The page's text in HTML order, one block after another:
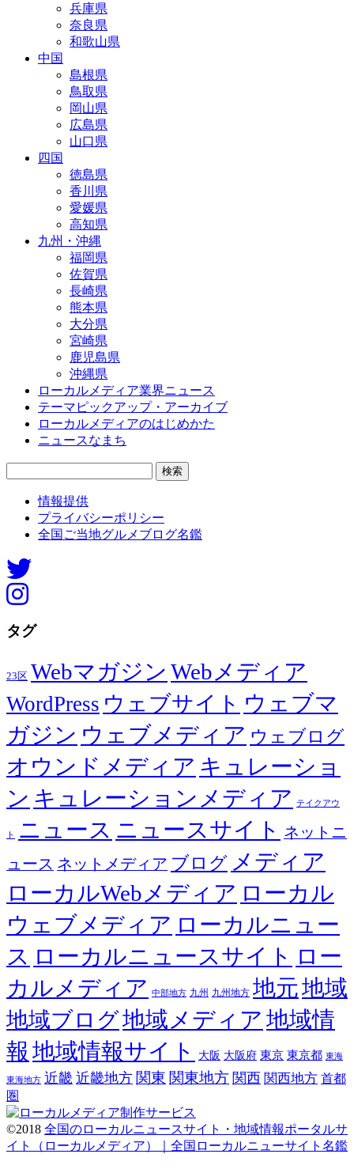
兵庫県
奈良県
和歌山県
中国
島根県
鳥取県
岡山県
広島県
山口県
四国
徳島県
香川県
愛媛県
高知県
九州・沖縄
福岡県
佐賀県
長崎県
熊本県
大分県
宮崎県
鹿児島県
沖縄県
ローカルメディア業界ニュース
テーマピックアップ・アーカイブ
ローカルメディアのはじめかた
ニュースなまち
情報提供
プライバシーポリシー
全国ご当地グルメブログ名鑑
タグ
23区 Webマガジン Webメディア
WordPress ウェブサイト ウェブマ
ガジン ウェブメディア ウェブログ
オウンドメディア キュレーショ
ン キュレーションメディア テイクアウ
ト ニュース ニュースサイト ネットニ
ュース ネットメディア ブログ メディア
ローカルWebメディア ローカル
ウェブメディア ローカルニュー
ス ローカルニュースサイト ロー
カルメディア 中部地方 九州 九州地方 地元地域
地域ブログ地域メディア 地域情
報 地域情報サイト 大阪 大阪府 東京 東京都 東海
東海地方 近畿 近畿地方 関東 関東地方 関西 関西地方 首都
圏
©2018 全国のローカルニュースサイト・地域情報ポータルサ
イト（ローカルメディア）｜全国ローカルニューサイト名鑑